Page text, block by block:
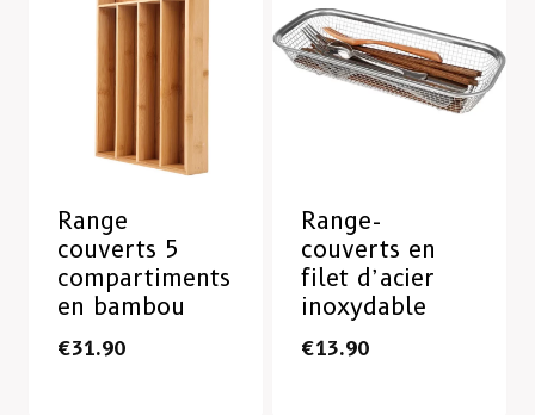
Range
couverts 5
compartiments
en bambou
€31.90
Range-
couverts en
filet d’acier
inoxydable
€13.90